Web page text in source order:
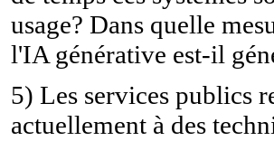
usage? Dans quelle
l'IA générative est-il
5) Les services publics
actuellement à des